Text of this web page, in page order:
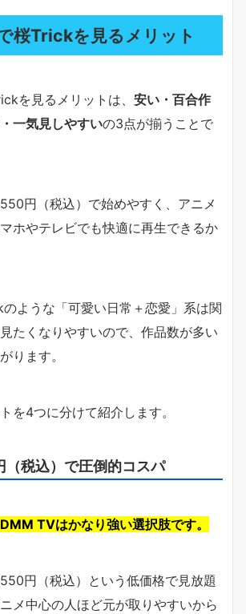
桜Trickを見るメリット
を見るメリットは、 安い・百合作
一気見しやすいの3点が揃うことで
円（税込）で始めやすく、アニメ
ホやテレビでも快適に再生できるか
ような「可愛い日常＋恋愛」系は関
たくなりやすいので、作品数が多い
ります。
を4つに分けて紹介します。
税込）で圧倒的コスパ
TVはかなり強い選択肢です。
円（税込）という低価格で見放題
メ中心の人ほど元が取りやすいから